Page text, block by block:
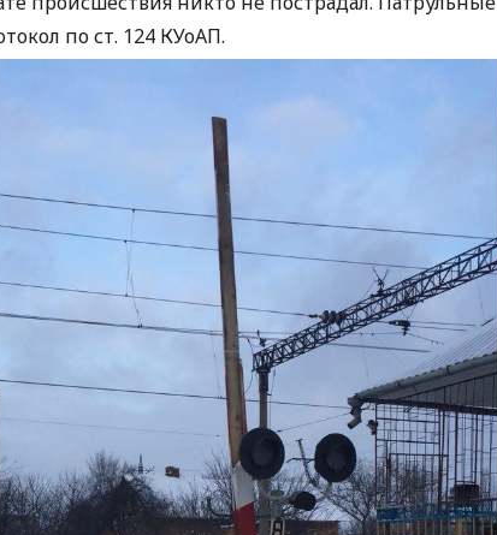
по ст. 124 КУоАП.